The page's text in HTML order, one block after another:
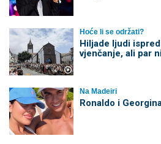
Hoće li se održati?
Hiljade ljudi
vjenčanje, ali par
Na Madeiri
Ronaldo i